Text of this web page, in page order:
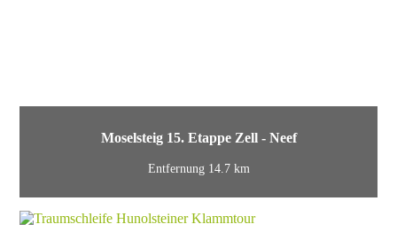
Moselsteig 15. Etappe Zell - Neef
Entfernung 14.7 km